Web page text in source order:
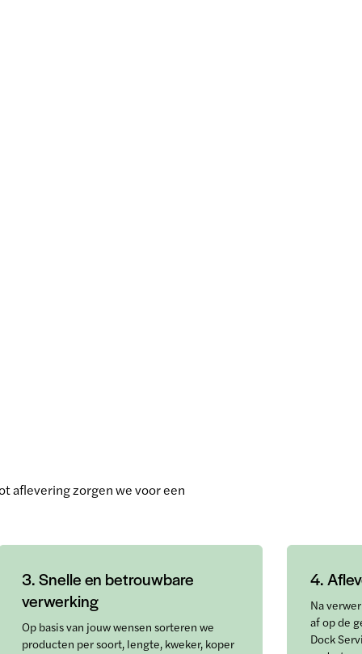
aflevering zorgen we voor een
3. Snelle en betrouwbare
verwerking
Op basis van jouw wensen sorteren we
producten per soort, lengte, kweker, koper
4.
Na
af op de
Dock